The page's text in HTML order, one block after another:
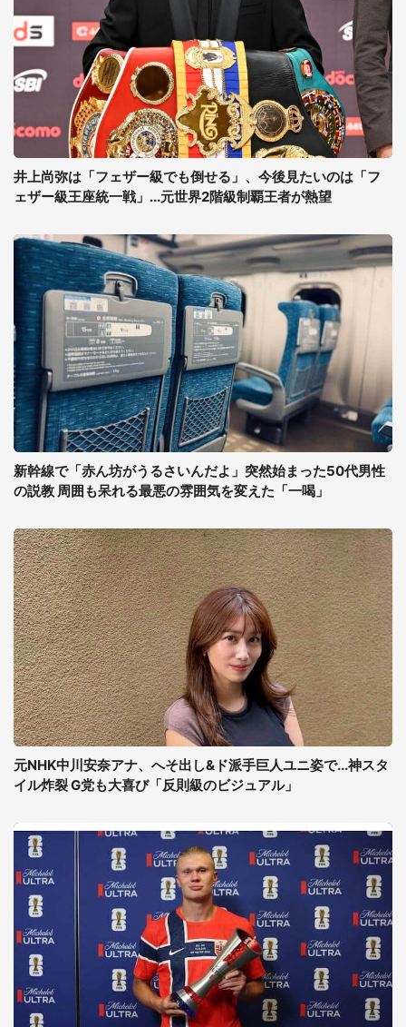
井上尚弥は「フェザー級でも倒せる」、今後見たいのは「フ
ェザー級王座統一戦」...元世界2階級制覇王者が熱望
新幹線で「赤ん坊がうるさいんだよ」突然始まった50代男性
の説教 周囲も呆れる最悪の雰囲気を変えた「一喝」
元NHK中川安奈アナ、へそ出し&ド派手巨人ユニ姿で...神スタ
イル炸裂 G党も大喜び「反則級のビジュアル」